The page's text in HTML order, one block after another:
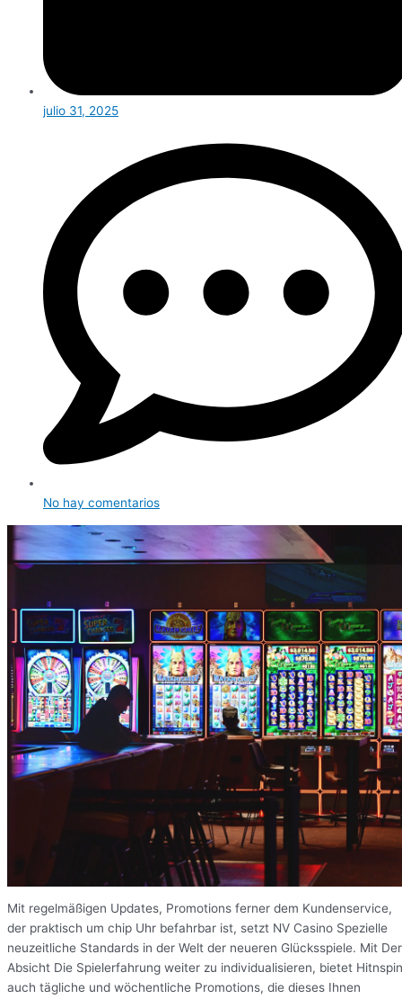
julio 31, 2025
No hay comentarios
Mit regelmäßigen Updates, Promotions ferner dem Kundenservice,
der praktisch um chip Uhr befahrbar ist, setzt NV Casino Spezielle
neuzeitliche Standards in der Welt der neueren Glücksspiele. Mit Der
Absicht Die Spielerfahrung weiter zu individualisieren, bietet
auch tägliche und wöchentliche Promotions, die dieses Ihnen